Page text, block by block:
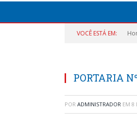
VOCÊ ESTÁ EM:
PORTARIA
POR ADMINISTRADOR EM 8